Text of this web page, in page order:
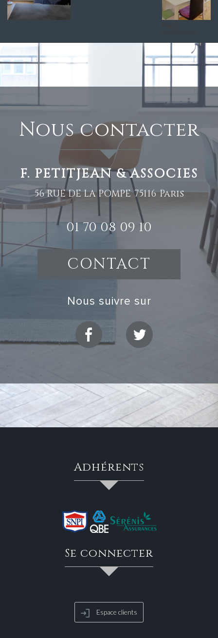
nous contacter
F. PETITJEAN & ASSOCIES
56 RUE DE LA POMPE 75116 Paris
01 70 08 09 10
CONTACT
nous suivre sur
adhérents
se connecter
Espace clients